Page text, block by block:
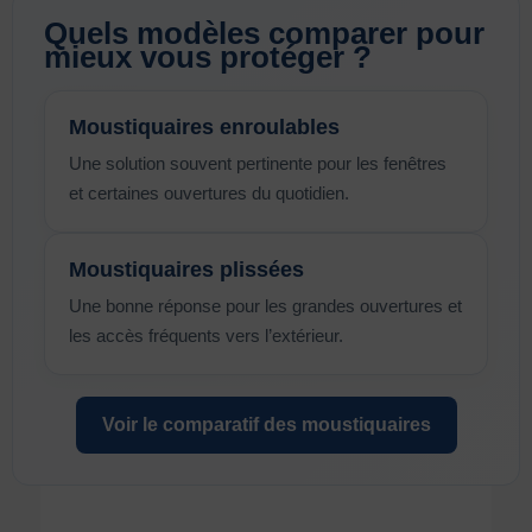
Quels modèles comparer pour
mieux vous protéger ?
Moustiquaires enroulables
Une solution souvent pertinente pour les fenêtres
et certaines ouvertures du quotidien.
Moustiquaires plissées
Une bonne réponse pour les grandes ouvertures et
les accès fréquents vers l’extérieur.
Voir le comparatif des moustiquaires